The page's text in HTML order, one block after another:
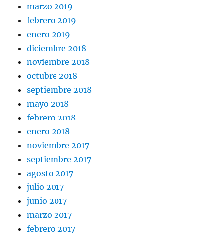
marzo 2019
febrero 2019
enero 2019
diciembre 2018
noviembre 2018
octubre 2018
septiembre 2018
mayo 2018
febrero 2018
enero 2018
noviembre 2017
septiembre 2017
agosto 2017
julio 2017
junio 2017
marzo 2017
febrero 2017